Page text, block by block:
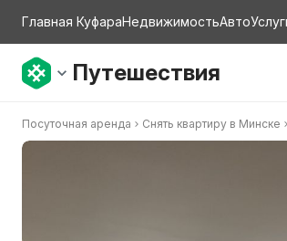
Главная КуфараНедвижимостьАвто
Путешествия
Посуточная аренда Снять квартиру в Минске